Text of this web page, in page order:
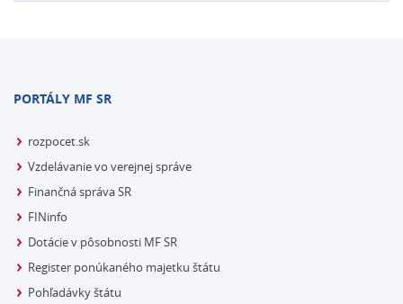
PORTÁLY MF SR
rozpocet.sk
Vzdelávanie vo verejnej správe
Finančná správa SR
FINinfo
Dotácie v pôsobnosti MF SR
Register ponúkaného majetku štátu
Pohľadávky štátu